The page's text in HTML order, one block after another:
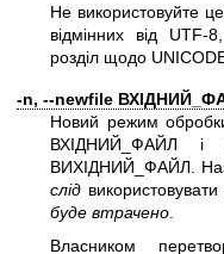
Не використовуйте
відмінних від
розділ щодо
-n, --newfile
Новий режим
ВХІДНИЙ_ФАЙЛ і
ВИХІДНИЙ_ФАЙЛ.
слід
буде втрачено.
Власником